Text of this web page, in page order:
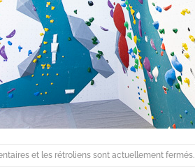
et les rétroliens sont actuellement fermés.